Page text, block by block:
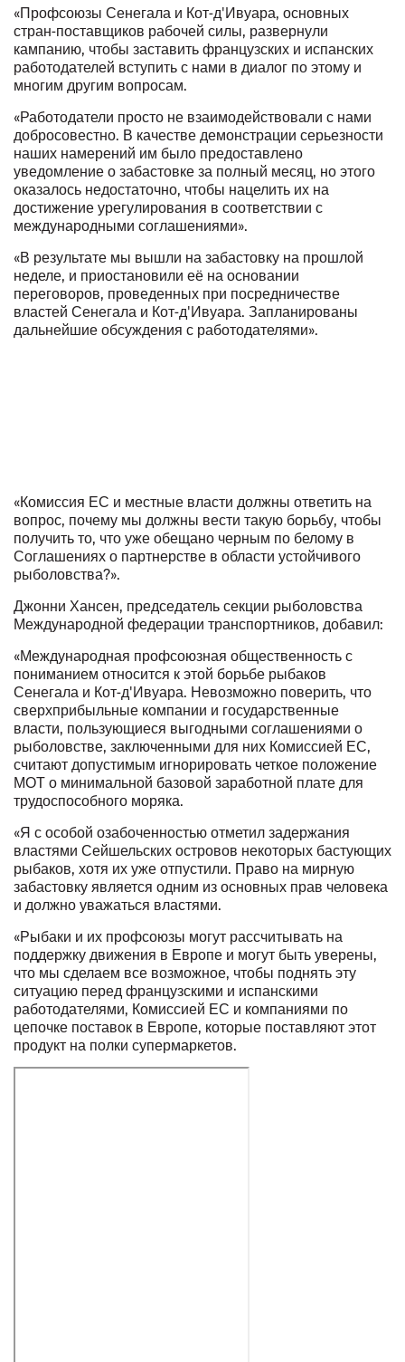
«Профсоюзы Сенегала и Кот-д'Ивуара, основных
стран-поставщиков рабочей силы, развернули
кампанию, чтобы заставить французских и испанских
работодателей вступить с нами в диалог по этому и
многим другим вопросам.
«Работодатели просто не взаимодействовали с нами
добросовестно. В качестве демонстрации серьезности
наших намерений им было предоставлено
уведомление о забастовке за полный месяц, но этого
оказалось недостаточно, чтобы нацелить их на
достижение урегулирования в соответствии с
международными соглашениями».
«В результате мы вышли на забастовку на прошлой
неделе, и приостановили её на основании
переговоров, проведенных при посредничестве
властей Сенегала и Кот-д'Ивуара. Запланированы
дальнейшие обсуждения с работодателями».
«Комиссия ЕС и местные власти должны ответить на
вопрос, почему мы должны вести такую борьбу, чтобы
получить то, что уже обещано черным по белому в
Соглашениях о партнерстве в области устойчивого
рыболовства?».
Джонни Хансен, председатель секции рыболовства
Международной федерации транспортников, добавил:
«Международная профсоюзная общественность с
пониманием относится к этой борьбе рыбаков
Сенегала и Кот-д'Ивуара. Невозможно поверить, что
сверхприбыльные компании и государственные
власти, пользующиеся выгодными соглашениями о
рыболовстве, заключенными для них Комиссией ЕС,
считают допустимым игнорировать четкое положение
МОТ о минимальной базовой заработной плате для
трудоспособного моряка.
«Я с особой озабоченностью отметил задержания
властями Сейшельских островов некоторых бастующих
рыбаков, хотя их уже отпустили. Право на мирную
забастовку является одним из основных прав человека
и должно уважаться властями.
«Рыбаки и их профсоюзы могут рассчитывать на
поддержку движения в Европе и могут быть уверены,
что мы сделаем все возможное, чтобы поднять эту
ситуацию перед французскими и испанскими
работодателями, Комиссией ЕС и компаниями по
цепочке поставок в Европе, которые поставляют этот
продукт на полки супермаркетов.